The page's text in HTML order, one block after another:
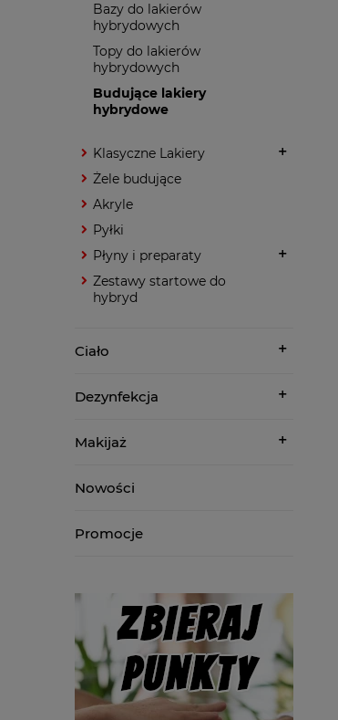
Bazy do lakierów
hybrydowych
Topy do lakierów
hybrydowych
Budujące lakiery
hybrydowe
Klasyczne Lakiery
Żele budujące
Akryle
Pyłki
Płyny i preparaty
Zestawy startowe do
hybryd
Ciało
Dezynfekcja
Makijaż
Nowości
Promocje